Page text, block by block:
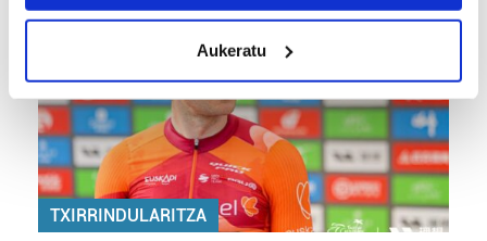
meters
Identify your device by actively scanning it for
specific characteristics (fingerprinting)
Find out more about how your personal data is processed
and set your preferences in thedetails section.
Guk eta gure bazkideek zure datu pertsonalak
prozesatzen ditugu, zure IP zenbakia, besteak beste,
Aukeratu
TXIRRINDULARITZA